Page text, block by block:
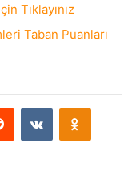
Tıklayınız
Taban Puanları
Reddit VKontakte